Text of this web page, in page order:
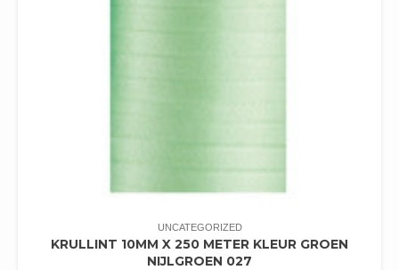
UNCATEGORIZED
KRULLINT 10MM X 250 METER KLEUR GROEN
NIJLGROEN 027